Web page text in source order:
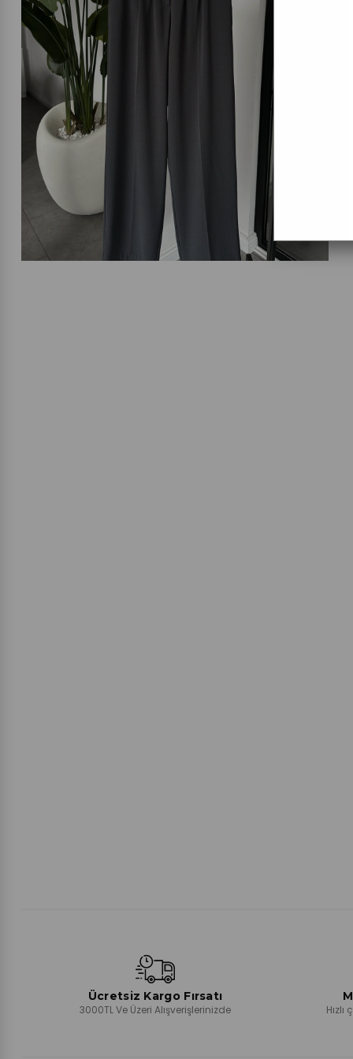
Ücretsiz Kargo Fırsatı
3000TL Ve Üzeri Alışverişlerinizde